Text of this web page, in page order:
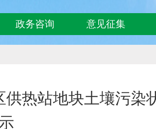
政务咨询 意见征集
热站地块土壤污染